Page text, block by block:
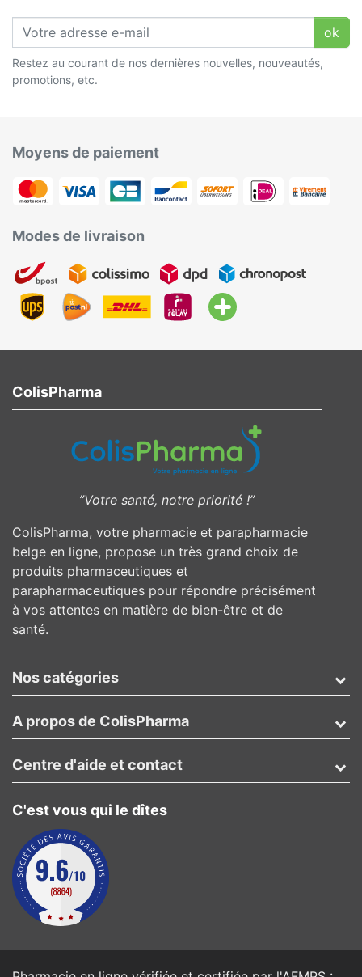
ok
Restez au courant de nos dernières nouvelles, nouveautés,
promotions, etc.
Moyens de paiement
Modes de livraison
ColisPharma
”Votre santé, notre priorité !”
ColisPharma, votre pharmacie et parapharmacie
belge en ligne, propose un très grand choix de
produits pharmaceutiques et
parapharmaceutiques pour répondre précisément
à vos attentes en matière de bien-être et de
santé.
Nos catégories
A propos de ColisPharma
C'est vous qui le dîtes
Centre d'aide et contact